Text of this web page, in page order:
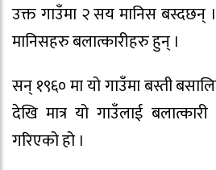
उक्त गाउँमा २ सय मानिस बस्दछन्
मानिसहरु बलात्कारीहरु हुन् ।
सन् १९६० मा यो गाउँमा बस्ती
देखि मात्र यो गाउँलाई
गरिएको हो ।